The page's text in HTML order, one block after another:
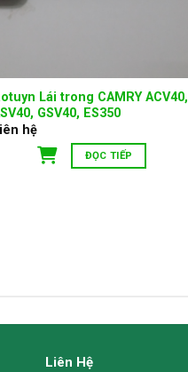
Lái trong CAMRY ACV40,
GSV40, ES350
hệ
ĐỌC TIẾP
Liên Hệ